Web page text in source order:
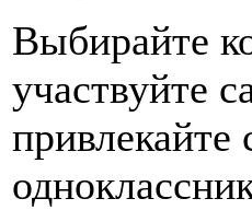
Выбирайте
участвуйте
привлекайте